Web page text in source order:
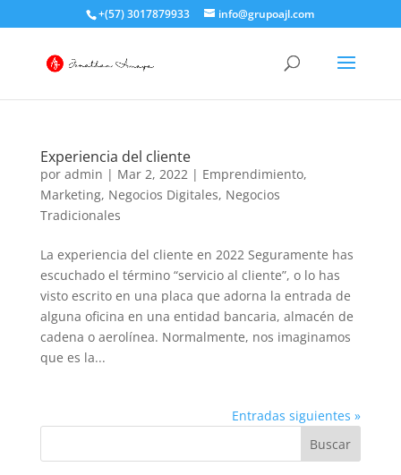
+(57) 3017879933 info@grupoajl.com
Experiencia del cliente
por admin | Mar 2, 2022| Emprendimiento,
Marketing, Negocios Digitales, Negocios
Tradicionales
La experiencia del cliente en 2022 Seguramente has
escuchado el término “servicio al cliente”, o lo has
visto escrito en una placa que adorna la entrada de
alguna oficina en una entidad bancaria, almacén de
cadena o aerolínea. Normalmente, nos imaginamos
que es la...
Entradas siguientes »